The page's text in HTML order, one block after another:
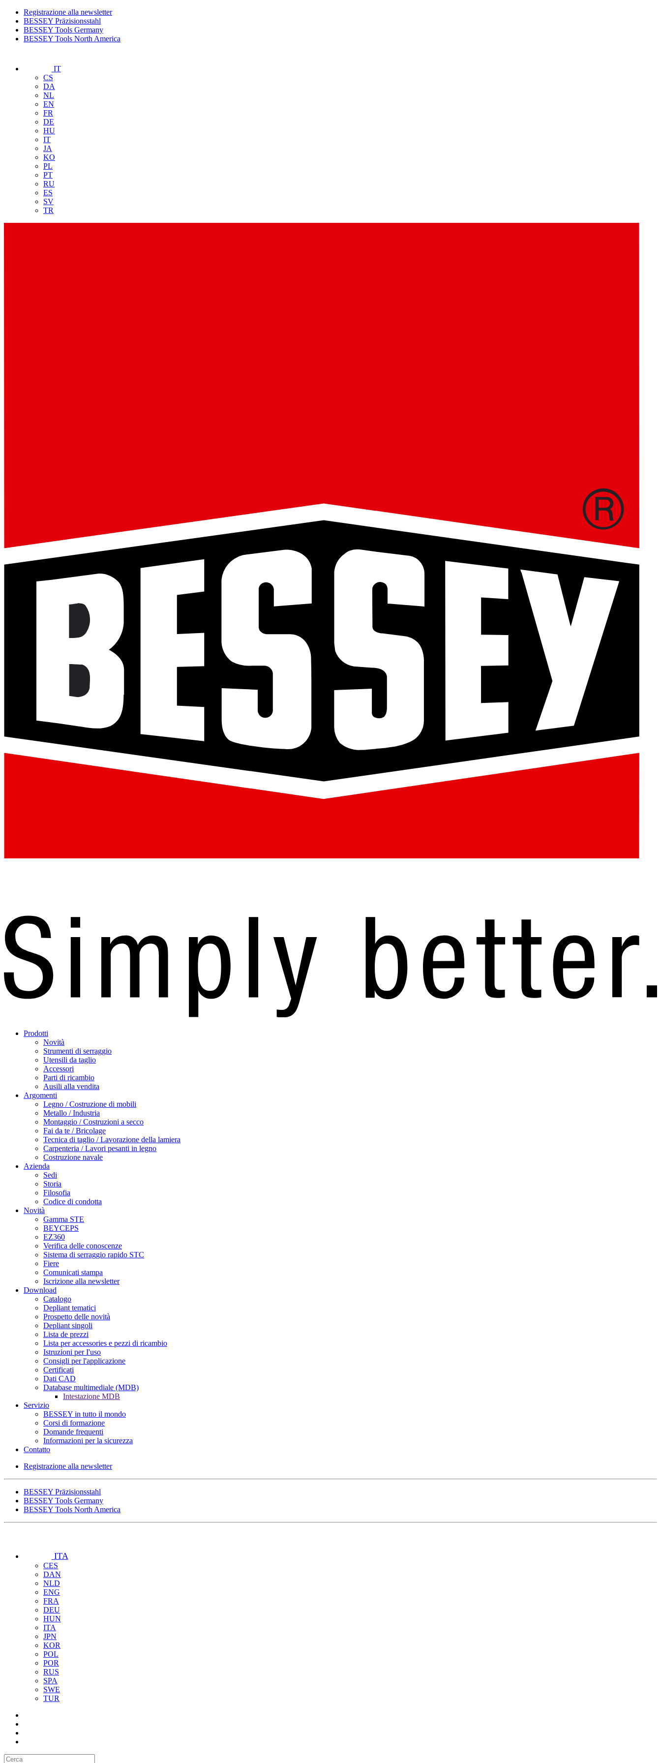
Registrazione alla newsletter
BESSEY Präzisionsstahl
BESSEY Tools Germany
BESSEY Tools North America
IT
CS
DA
NL
EN
FR
DE
HU
IT
JA
KO
PL
PT
RU
ES
SV
TR
Prodotti
Novità
Strumenti di serraggio
Utensili da taglio
Accessori
Parti di ricambio
Ausili alla vendita
Argomenti
Legno / Costruzione di mobili
Metallo / Industria
Montaggio / Costruzioni a secco
Fai da te / Bricolage
Tecnica di taglio / Lavorazione della lamiera
Carpenteria / Lavori pesanti in legno
Costruzione navale
Azienda
Sedi
Storia
Filosofia
Codice di condotta
Novità
Gamma STE
BEYCEPS
EZ360
Verifica delle conoscenze
Sistema di serraggio rapido STC
Fiere
Comunicati stampa
Iscrizione alla newsletter
Download
Catalogo
Depliant tematici
Prospetto delle novità
Depliant singoli
Lista de prezzi
Lista per accessories e pezzi di ricambio
Istruzioni per I'uso
Consigli per l'applicazione
Certificati
Dati CAD
Database multimediale (MDB)
Intestazione MDB
Servizio
BESSEY in tutto il mondo
Corsi di formazione
Domande frequenti
Informazioni per la sicurezza
Contatto
Registrazione alla newsletter
BESSEY Präzisionsstahl
BESSEY Tools Germany
BESSEY Tools North America
ITA
CES
DAN
NLD
ENG
FRA
DEU
HUN
ITA
JPN
KOR
POL
POR
RUS
SPA
SWE
TUR